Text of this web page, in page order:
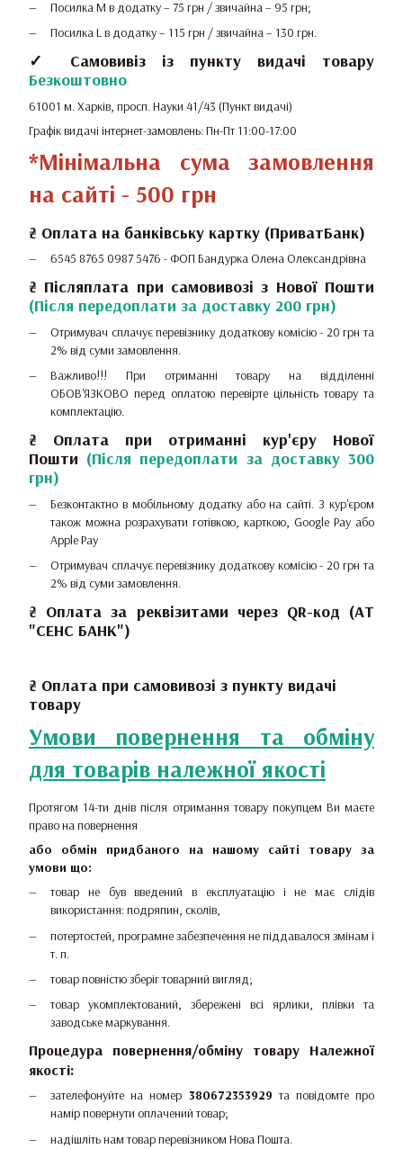
Посилка M в додатку – 75 грн / звичайна – 95 грн;
Посилка L в додатку – 115 грн / звичайна – 130 грн.
✓ Самовивіз із пункту видачі товару
Безкоштовно
61001 м. Харків, просп. Науки 41/43 (Пункт видачі)
Графік видачі інтернет-замовлень: Пн-Пт 11:00-17:00
*Мінімальна сума замовлення
на сайті - 500 грн
₴ Оплата на банківську картку (ПриватБанк)
6545 8765 0987 5476 -ФОП Бандурка Олена Олександрівна
₴ Післяплата при самовивозі з Нової Пошти
(Після передоплати за доставку 200 грн)
Отримувач сплачує перевізнику додаткову комісію - 20 грн та
2% від суми замовлення.
Важливо!!! При отриманні товару на відділенні
ОБОВ'ЯЗКОВО перед оплатою перевірте цільність товару та
комплектацію.
₴ Оплата при отриманні кур'єру Нової
Пошти (Після передоплати за доставку 300
грн)
Безконтактно в мобільному додатку або на сайті.З кур'єром
також можна розрахувати готівкою, карткою, Google Pay або
Apple Pay
Отримувач сплачує перевізнику додаткову комісію - 20 грн та
2% від суми замовлення.
₴ Оплата за реквізитами через QR-код (АТ
"СЕНС БАНК")
₴ Оплата при самовивозі з пункту видачі
товару
Умови повернення та обміну
для товарів належної якості
Протягом 14-ти днів після отримання товару покупцем Ви маєте
право на повернення
або обмін придбаного на нашому сайті товару за
умови що:
товар не був введений в експлуатацію і не має слідів
використання: подряпин, сколів,
потертостей, програмне забезпечення не піддавалося змінам і
т. п.
товар повністю зберіг товарний вигляд;
товар укомплектований, збережені всі ярлики, плівки та
заводське маркування.
Процедура повернення/обміну товару Належної
якості:
зателефонуйте на номер 380672353929 та повідомте про
намір повернути оплачений товар;
надішліть нам товар перевізником Нова Пошта.